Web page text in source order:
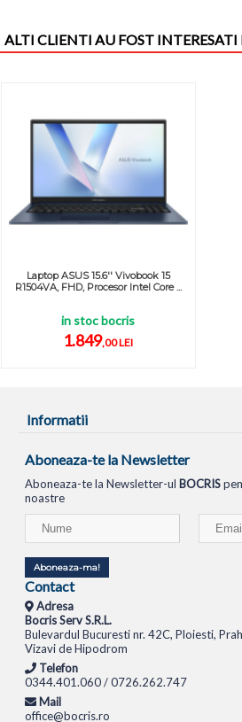
ALTI CLIENTI AU FOST INTERESATI
Laptop ASUS 15.6'' Vivobook 15
R1504VA, FHD, Procesor Intel Core ...
in stoc bocris
1.849,00 LEI
Informatii
Aboneaza-te la Newsletter
Aboneaza-te la Newsletter-ul BOCRIS
noastre
Aboneaza-ma!
Contact
Adresa
Bocris Serv S.R.L.
Bulevardul Bucuresti nr. 42C, Ploiesti,
Vizavi de Hipodrom
Telefon
0344.401.060 / 0726.262.747
Mail
office@bocris.ro